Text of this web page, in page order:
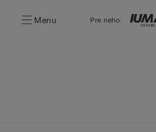
Menu Pre neho: